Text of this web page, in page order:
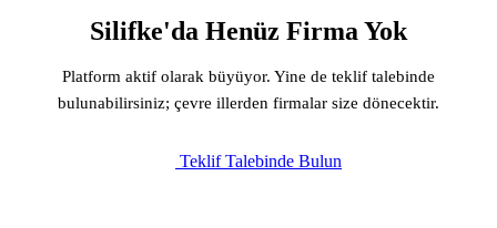
Silifke'da Henüz Firma Yok
Platform aktif olarak büyüyor. Yine de teklif talebinde
bulunabilirsiniz; çevre illerden firmalar size dönecektir.
Teklif Talebinde Bulun